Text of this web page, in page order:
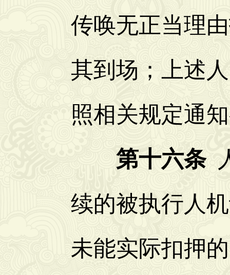
传唤无正当理
其到场；上述
照相关规定通
第十六条
续的被执行人
未能实际扣押